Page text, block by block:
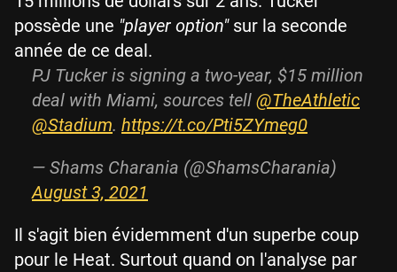
possède une "player option"sur la seconde
année de ce deal.
PJ Tucker is signing a two-year, $15 million
deal with Miami, sources tell @TheAthletic
@Stadium. https://t.co/Pti5ZYmeg0
— Shams Charania (@ShamsCharania)
August 3, 2021
Il s'agit bien évidemment d'un superbe coup
pour le Heat. Surtout quand on l'analyse par